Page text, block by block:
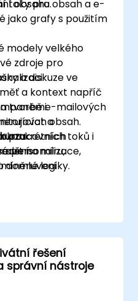
obsahu.
toky pro obsah a e-
jako grafy s použitím
modely velkého
zdroje pro
a kontext napříč
a
pracovních toků i
a diskuze ve
tvorbě e-mailových
obsah.
konkrétních
personalizace,
logiky.
na míru,
domluvení
řešení
správní nástroje